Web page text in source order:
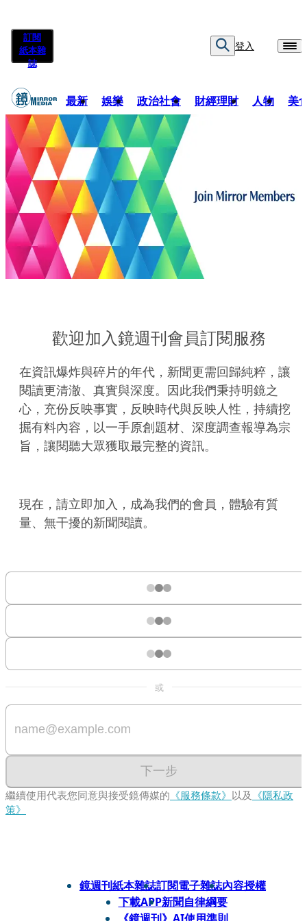
訂閱
紙本雜
誌
登入
最新 娛樂 政治社會 財經理財 人物 美
歡迎加入鏡週刊會員訂閱服務
在資訊爆炸與碎片的年代，新聞更需回歸純粹，讓
閱讀更清澈、真實與深度。因此我們秉持明鏡之
心，充份反映事實，反映時代與反映人性，持續挖
掘有料內容，以一手原創題材、深度調查報導為宗
旨，讓閱聽大眾獲取最完整的資訊。
現在，請立即加入，成為我們的會員，體驗有質
量、無干擾的新聞閱讀。
或
下一步
繼續使用代表您同意與接受鏡傳媒的 《服務條款》 以及 《隱私政
策》
鏡週刊紙本雜誌訂閱電子雜誌內容授權
下載APP新聞自律綱要